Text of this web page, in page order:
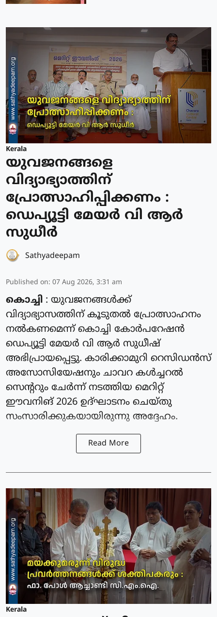
Kerala
യുവജനങ്ങളെ
വിദ്യാഭ്യാത്തിന്
പ്രോത്സാഹിപ്പിക്കണം :
ഡെപ്യൂട്ടി മേയർ വി ആർ
സുധീർ
Sathyadeepam
Published on: 07 Aug 2026, 3:31 am
കൊച്ചി : യുവജനങ്ങൾക്ക്
വിദ്യാഭ്യാസത്തിന് കൂടുതൽ പ്രോത്സാഹനം
നൽകണമെന്ന് കൊച്ചി കോർപറേഷൻ
ഡെപ്യൂട്ടി മേയർ വി ആർ സുധീഷ്
അഭിപ്രായപ്പെട്ടു. കാരിക്കാമുറി റെസിഡൻസ്
അസോസിയേഷനും ചാവറ കൾച്ചറൽ
സെന്ററും ചേർന്ന് നടത്തിയ മെറിറ്റ്
ഈവനിങ് 2026 ഉദ്ഘാടനം ചെയ്തു
സംസാരിക്കുകയായിരുന്നു അദ്ദേഹം.
Read More
Kerala